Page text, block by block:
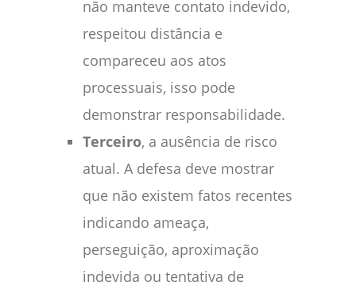
não manteve contato indevido,
respeitou distância e
compareceu aos atos
processuais, isso pode
demonstrar responsabilidade.
Terceiro, a ausência de risco
atual. A defesa deve mostrar
que não existem fatos recentes
indicando ameaça,
perseguição, aproximação
indevida ou tentativa de